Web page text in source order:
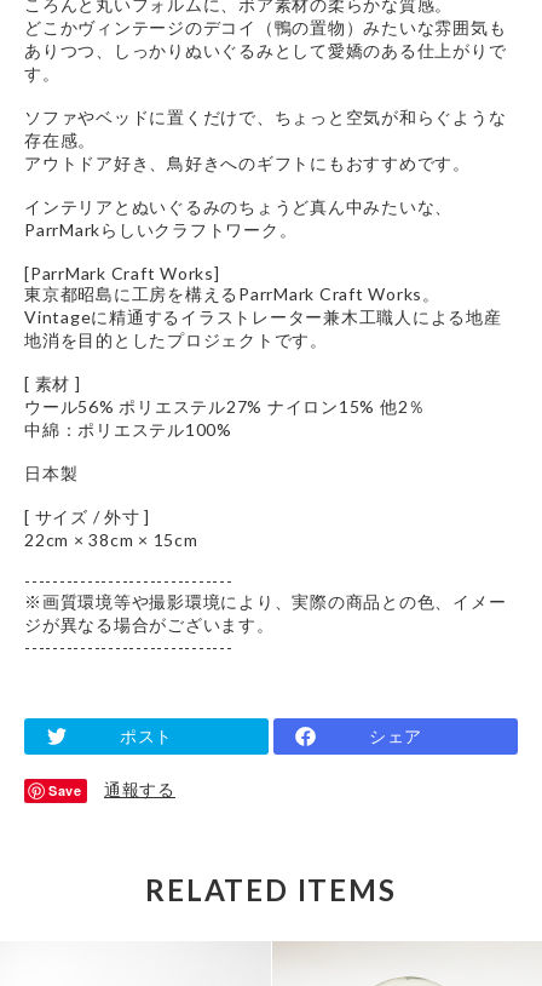
どこかヴィンテージのデコイ（鴨の置物）みたいな雰囲気も
ありつつ、しっかりぬいぐるみとして愛嬌のある仕上がりで
す。
ソファやベッドに置くだけで、ちょっと空気が和らぐような
存在感。
アウトドア好き、鳥好きへのギフトにもおすすめです。
インテリアとぬいぐるみのちょうど真ん中みたいな、
ParrMarkらしいクラフトワーク。
[ParrMark Craft Works]
東京都昭島に工房を構えるParrMark Craft Works。
Vintageに精通するイラストレーター兼木工職人による地産
地消を目的としたプロジェクトです。
[ 素材 ]
ウール56% ポリエステル27% ナイロン15% 他2％
中綿：ポリエステル100%
日本製
[ サイズ / 外寸 ]
22cm × 38cm × 15cm
------------------------------
※画質環境等や撮影環境により、実際の商品との色、イメー
ジが異なる場合がございます。
------------------------------
ポスト シェア
Save 通報する
RELATED ITEMS